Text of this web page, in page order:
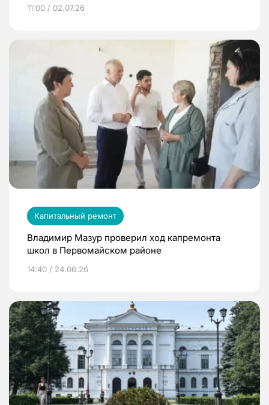
11:00 / 02.07.26
Капитальный ремонт
Владимир Мазур проверил ход капремонта
школ в Первомайском районе
14:40 / 24.06.26